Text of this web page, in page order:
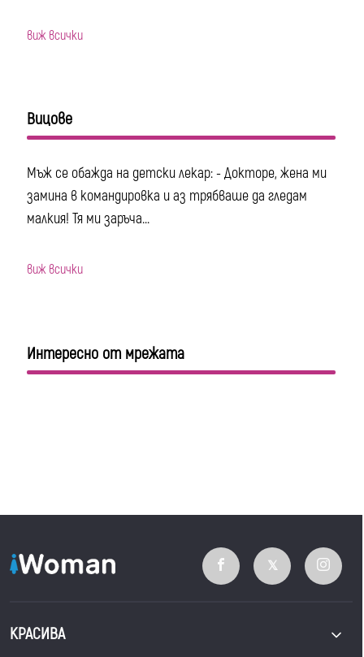
виж всички
Вицове
Мъж се обажда на детски лекар: - Докторе, жена ми
замина в командировка и аз трябваше да гледам
малкия! Тя ми заръча...
виж всички
Интересно от мрежата
КРАСИВА